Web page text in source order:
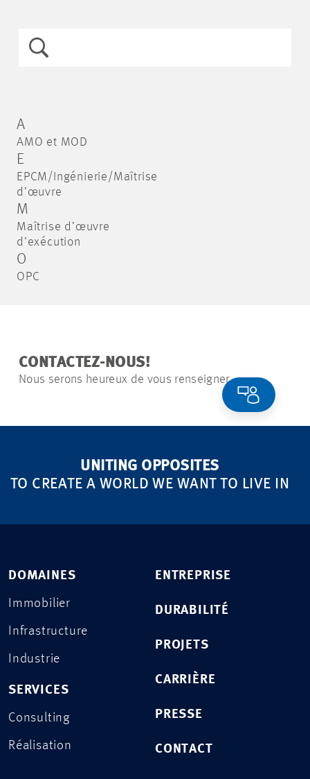
A
AMO et MOD
E
EPCM/Ingénierie/Maîtrise
d’œuvre
M
Maîtrise d’œuvre
d’exécution
O
OPC
CONTACTEZ-NOUS!
Nous serons heureux de vous renseigner.
UNITING OPPOSITES
TO CREATE A WORLD WE WANT TO LIVE IN
DOMAINES
Immobilier
Infrastructure
Industrie
SERVICES
Consulting
Réalisation
ENTREPRISE
DURABILITÉ
PROJETS
CARRIÈRE
PRESSE
CONTACT